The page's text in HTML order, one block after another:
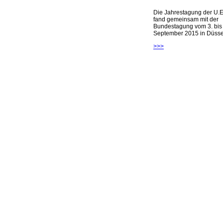
Die Jahrestagung der
fand gemeinsam mit der
Bundestagung vom 3. bis
September 2015 in
>>>